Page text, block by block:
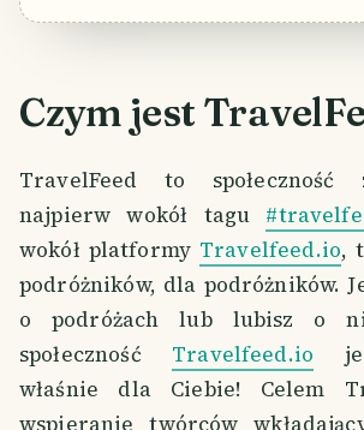
Czym jest
TravelFeed to społeczność
najpierw wokół tagu
wokół platformy Travelfeed.io,
podróżników, dla podróżników.
o podróżach lub lubisz o
społeczność Travelfeed.io
właśnie dla Ciebie! Celem
wspieranie twórców